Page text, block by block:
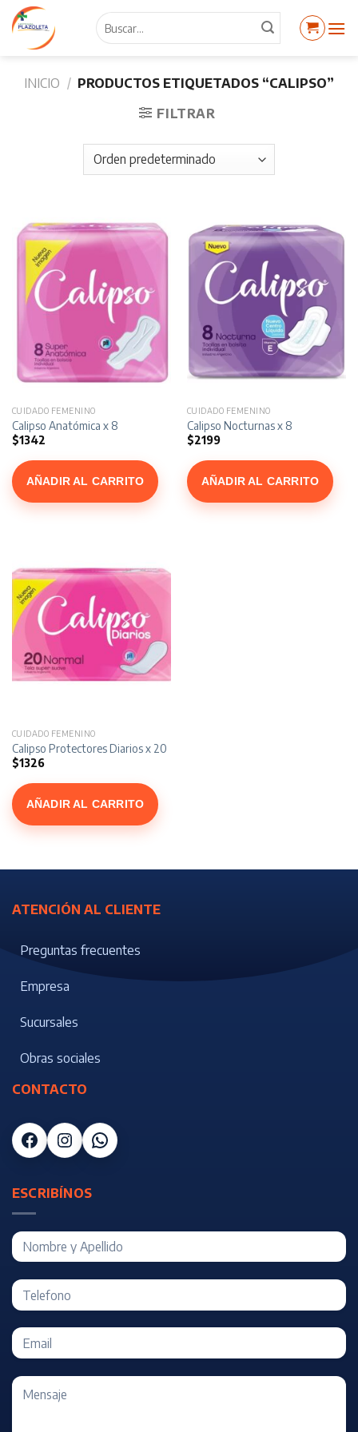
Skip
content
Buscar
por:
INICIO / PRODUCTOS ETIQUETADOS “CALIPSO”
FILTRAR
CUIDADO FEMENINO
Calipso Anatómica x 8
$1342
AÑADIR AL CARRITO
CUIDADO FEMENINO
Calipso Nocturnas x 8
$2199
AÑADIR AL CARRITO
CUIDADO FEMENINO
Calipso Protectores Diarios x 20
$1326
AÑADIR AL CARRITO
ATENCIÓN AL CLIENTE
Preguntas frecuentes
Empresa
Sucursales
Obras sociales
CONTACTO
Facebook
Instagram
WhatsApp
ESCRIBÍNOS